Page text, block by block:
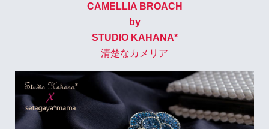
CAMELLIA BROACH
by
STUDIO KAHANA*
清楚なカメリア